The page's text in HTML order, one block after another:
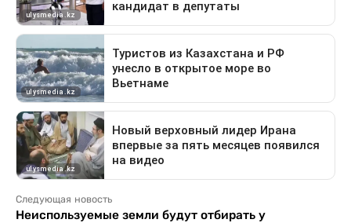
Следующая новость
Неиспользуемые земли будут отбирать у